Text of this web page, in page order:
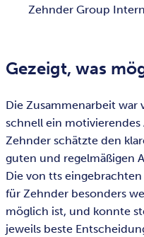
Zehnder Group
Gezeigt, was
Die Zusammenarbeit war
schnell ein motivierendes
Zehnder schätzte den
guten und regelmäßigen
Die von tts
für Zehnder besonders
möglich ist, und konnte
jeweils beste